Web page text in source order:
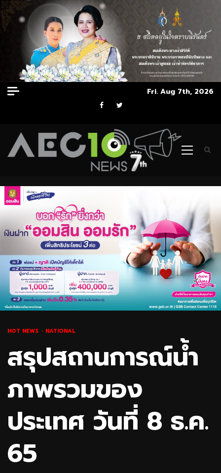
Skip
to
Fri. Aug 7th, 2026
Facebook
Twitter
Primary
HOT NEWS NATIONAL
สรุปสถานการณ์น้ำ
ภาพรวมของ
ประเทศ วันที่ 8 ธ.ค.
65